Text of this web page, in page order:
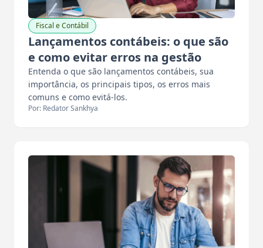
Fiscal e Contábil
Lançamentos contábeis: o que são
e como evitar erros na gestão
Entenda o que são lançamentos contábeis, sua
importância, os principais tipos, os erros mais
comuns e como evitá-los.
Por: Redator Sankhya